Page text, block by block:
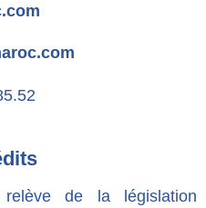
de la législation